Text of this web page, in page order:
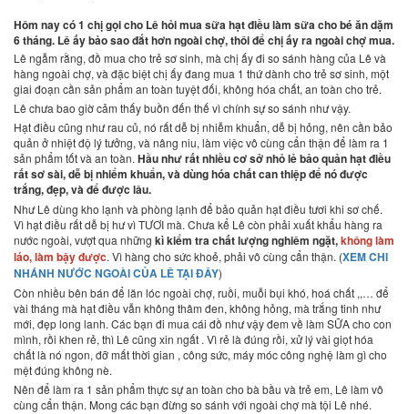
Hôm nay có 1 chị gọi cho Lê hỏi mua sữa hạt điều làm sữa cho bé ăn dặm
6 tháng. Lê ấy bảo sao đắt hơn ngoài chợ, thôi để chị ấy ra ngoài chợ mua.
Lê ngẫm rằng, đồ mua cho trẻ sơ sinh, mà chị ấy đi so sánh hàng của Lê và
hàng ngoài chợ, và đặc biệt chị ấy đang mua 1 thứ dành cho trẻ sơ sinh, một
giai đoạn cần sản phẩm an toàn tuyệt đối, không hóa chất, an toàn cho trẻ.
Lê chưa bao giờ cảm thấy buồn đến thế vì chính sự so sánh như vậy.
Hạt điều cũng như rau củ, nó rất dễ bị nhiễm khuẩn, dễ bị hỏng, nên cần bảo
quản ở nhiệt độ lý tưởng, và nâng niu, làm việc vô cùng cẩn thận để làm ra 1
sản phẩm tốt và an toàn. Hầu như rất nhiều cơ sở nhỏ lẻ bảo quản hạt điều
rất sơ sài, dễ bị nhiểm khuẩn, và dùng hóa chất can thiệp để nó được
trắng, đẹp, và để được lâu.
Như Lê dùng kho lạnh và phòng lạnh để bảo quản hạt điều tươi khi sơ chế.
Vì hạt điều rất dễ bị hư vì TƯƠI mà. Chưa kể Lê còn phải xuất khẩu hàng ra
nước ngoài, vượt qua những kì kiểm tra chất lượng nghiêm ngặt,không làm
láo, làm bậy được. Vì hàng cho sức khoẻ, phải vô cùng cẩn thận. (XEM CHI
NHÁNH NƯỚC NGOÀI CỦA LÊ TẠI ĐÂY)
Còn nhiều bên bán để lăn lóc ngoài chợ, ruồi, muỗi bụi khó, hoá chất ,,… để
vài tháng mà hạt điều vẫn không thâm đen, không hỏng, mà trắng tinh như
mới, đẹp long lanh. Các bạn đi mua cái đồ như vậy đem về làm SỮA cho con
mình, rồi khen rẻ, thì Lê cũng xin ngất . Vì rẻ là đúng rồi, xử lý vài giọt hóa
chất là nó ngon, đỡ mất thời gian , công sức, máy móc công nghệ làm gì cho
mệt đúng không nè.
Nên để làm ra 1 sản phẩm thực sự an toàn cho bà bầu và trẻ em, Lê làm vô
cùng cẩn thận. Mong các bạn đừng so sánh với ngoài chợ mà tội Lê nhé.